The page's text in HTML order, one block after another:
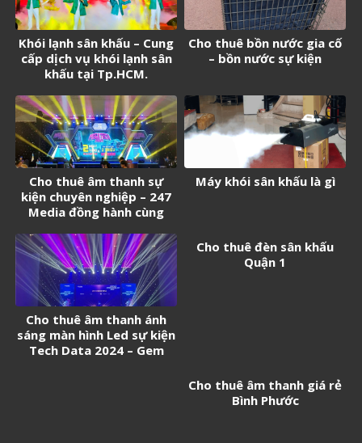
Khói lạnh sân khấu – Cung
cấp dịch vụ khói lạnh sân
khấu tại Tp.HCM.
Cho thuê bồn nước gia cố
– bồn nước sự kiện
Cho thuê âm thanh sự
kiện chuyên nghiệp – 247
Media đồng hành cùng
Máy khói sân khấu là gì
Cho thuê âm thanh ánh
sáng màn hình Led sự kiện
Tech Data 2024 – Gem
Cho thuê đèn sân khấu
Quận 1
Cho thuê âm thanh giá rẻ
Bình Phước